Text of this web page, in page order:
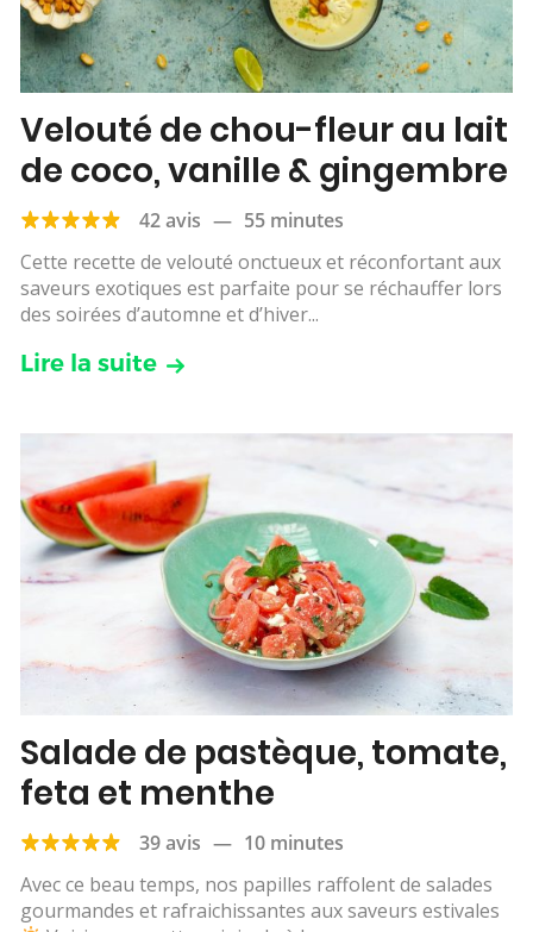
Velouté de chou-fleur au lait
de coco, vanille & gingembre
42 avis — 55 minutes
Cette recette de velouté onctueux et réconfortant aux
saveurs exotiques est parfaite pour se réchauffer lors
des soirées d’automne et d’hiver...
Lire la suite
Salade de pastèque, tomate,
feta et menthe
39 avis — 10 minutes
Avec ce beau temps, nos papilles raffolent de salades
gourmandes et rafraichissantes aux saveurs estivales